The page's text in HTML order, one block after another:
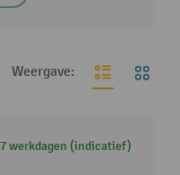
Weergave:
7 werkdagen (indicatief)